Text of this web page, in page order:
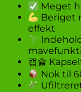
Meget
Beriget
effekt
캡슐
Nok til